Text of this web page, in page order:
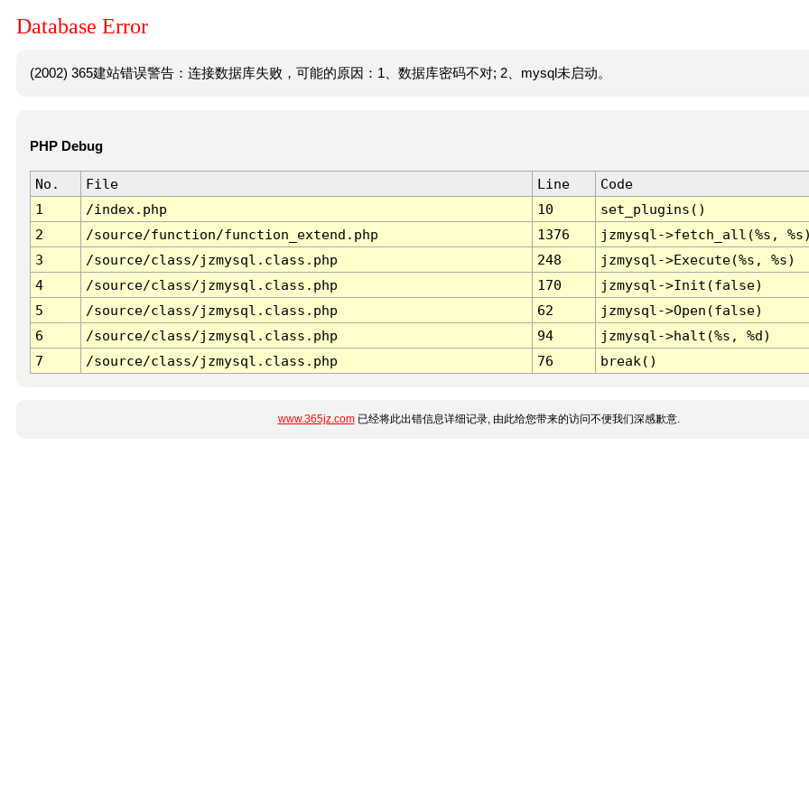
Database Error
(2002) 365建站错误警告：连接数据库失败，可能的原因：1、数据库密码不对; 2、mysql未启动。
PHP Debug
No. File Line
Code
1
/index.php 10
set_plugins()
2
/source/function/function_extend.php 1376
jzmysql->fetch_all(%s,
3
/source/class/jzmysql.class.php 248
jzmysql->Execute(%s, %s)
4
/source/class/jzmysql.class.php 170
jzmysql->Init(false)
5
/source/class/jzmysql.class.php 62
jzmysql->Open(false)
6
/source/class/jzmysql.class.php 94
jzmysql->halt(%s, %d)
7
/source/class/jzmysql.class.php 76 break()
www.365jz.com已经将此出错信息详细记录, 由此给您带来的访问不便我们深感歉意.